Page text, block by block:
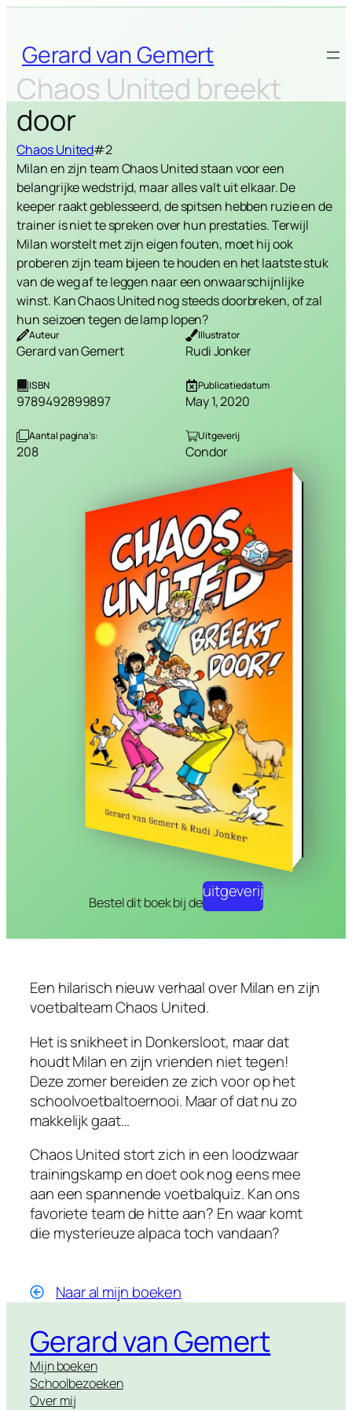
Skip
content
Gerard van Gemert
Chaos United breekt
door
Chaos United#2
Milan en zijn team Chaos United staan voor een
belangrijke wedstrijd, maar alles valt uit elkaar. De
keeper raakt geblesseerd, de spitsen hebben ruzie en de
trainer is niet te spreken over hun prestaties. Terwijl
Milan worstelt met zijn eigen fouten, moet hij ook
proberen zijn team bijeen te houden en het laatste stuk
van de weg af te leggen naar een onwaarschijnlijke
winst. Kan Chaos United nog steeds doorbreken, of zal
hun seizoen tegen de lamp lopen?
Auteur
Gerard van Gemert
Illustrator
Rudi Jonker
ISBN
9789492899897
Publicatiedatum
May 1, 2020
Aantal pagina’s:
208
Uitgeverij
Condor
Bestel dit boek bij de
uitgeverij
Een hilarisch nieuw verhaal over Milan en zijn
voetbalteam Chaos United.
Het is snikheet in Donkersloot, maar dat
houdt Milan en zijn vrienden niet tegen!
Deze zomer bereiden ze zich voor op het
schoolvoetbaltoernooi. Maar of dat nu zo
makkelijk gaat…
Chaos United stort zich in een loodzwaar
trainingskamp en doet ook nog eens mee
aan een spannende voetbalquiz. Kan ons
favoriete team de hitte aan? En waar komt
die mysterieuze alpaca toch vandaan?
Naar al mijn boeken
Gerard van Gemert
Mijn boeken
Schoolbezoeken
Over mij